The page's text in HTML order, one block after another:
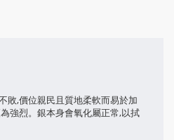
敗,價位親民且質地柔軟而易於加
強烈。銀本身會氧化屬正常,以拭